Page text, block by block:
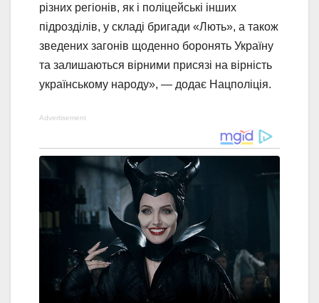
різних регіонів, як і поліцейські інших
підрозділів, у складі бригади «Лють», а також
зведених загонів щоденно боронять Україну
та залишаються вірними присязі на вірність
українському народу», — додає Нацполіція.
Advertisement